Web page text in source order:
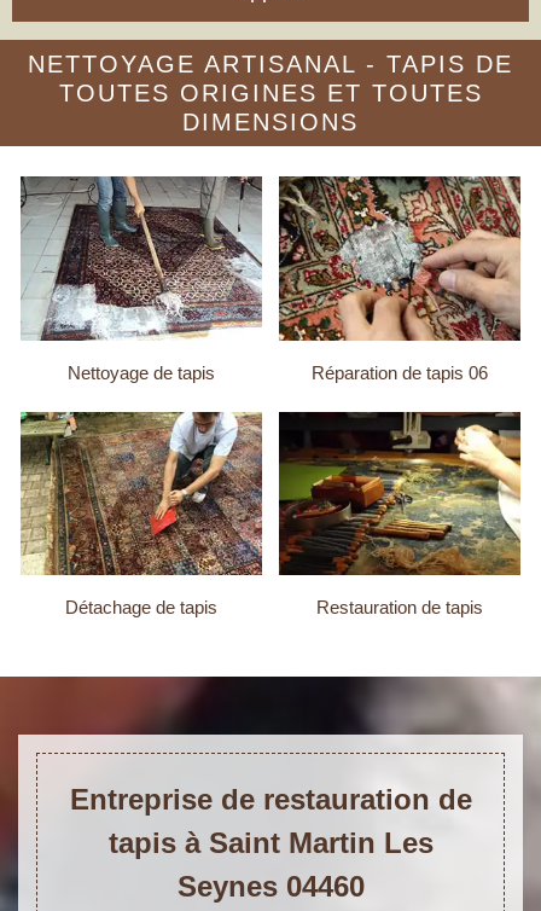
NETTOYAGE ARTISANAL - TAPIS DE
TOUTES ORIGINES ET TOUTES
DIMENSIONS
Nettoyage de tapis Réparation de tapis 06
Détachage de tapis Restauration de tapis
Entreprise de restauration de
tapis à Saint Martin Les
Seynes 04460